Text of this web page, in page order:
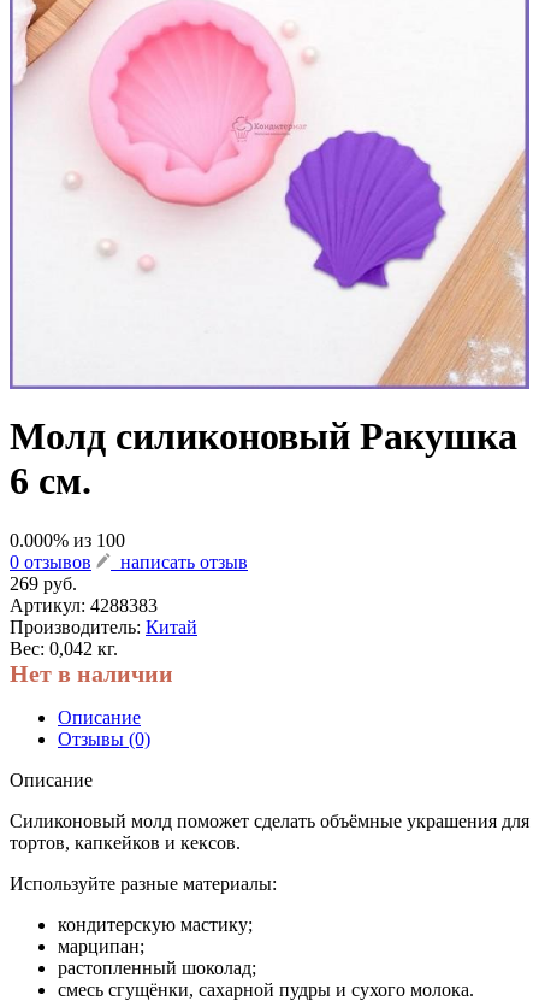
Молд силиконовый Ракушка
6 см.
0.000% из 100
0 отзывов
написать отзыв
269 руб.
Артикул: 4288383
Производитель: Китай
Вес: 0,042 кг.
Нет в наличии
Описание
Отзывы (0)
Описание
Силиконовый молд поможет сделать объёмные украшения для
тортов, капкейков и кексов.
Используйте разные материалы:
кондитерскую мастику;
марципан;
растопленный шоколад;
смесь сгущёнки, сахарной пудры и сухого молока.